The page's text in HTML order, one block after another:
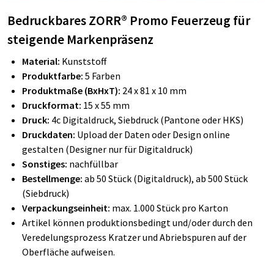
Bedruckbares ZORR® Promo Feuerzeug für
steigende Markenpräsenz
Material: Kunststoff
Produktfarbe: 5 Farben
Produktmaße (BxHxT): 24 x 81 x 10 mm
Druckformat: 15 x 55 mm
Druck: 4c Digitaldruck, Siebdruck (Pantone oder HKS)
Druckdaten: Upload der Daten oder Design online
gestalten (Designer nur für Digitaldruck)
Sonstiges: nachfüllbar
Bestellmenge: ab 50 Stück (Digitaldruck), ab 500 Stück
(Siebdruck)
Verpackungseinheit: max. 1.000 Stück pro Karton
Artikel können produktionsbedingt und/oder durch den
Veredelungsprozess Kratzer und Abriebspuren auf der
Oberfläche aufweisen.